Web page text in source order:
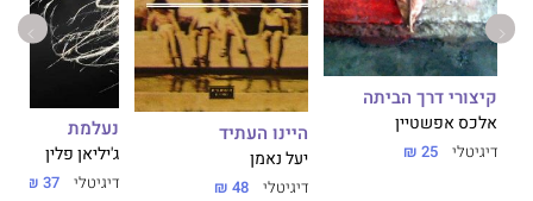
קיצורי דרך הביתה
אלכס אפשטיין
דיגיטלי 25 ₪
היינו העתיד
יעל נאמן
דיגיטלי 48 ₪
נעלמת
ג'יליאן פלין
דיגיטלי 37 ₪